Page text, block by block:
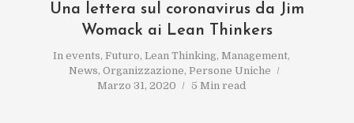
Una lettera sul coronavirus da Jim
Womack ai Lean Thinkers
In events, Futuro, Lean Thinking, Management,
News, Organizzazione, Persone Uniche
Marzo 31, 2020
5 Min read